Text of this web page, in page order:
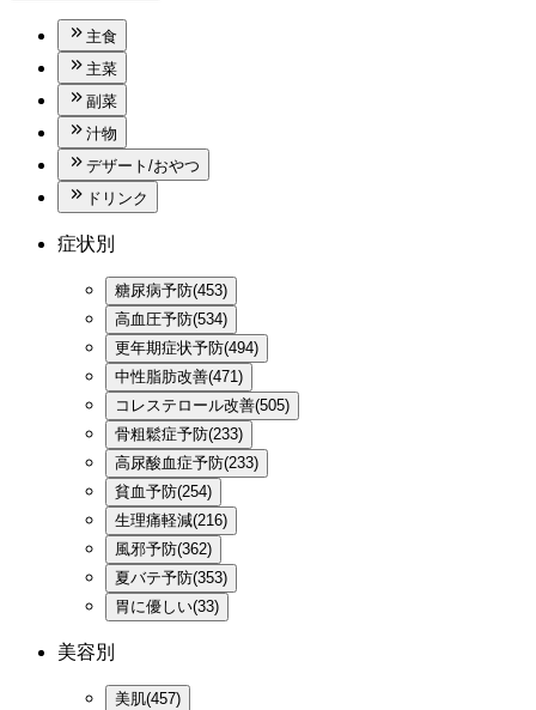
主食
主菜
副菜
汁物
デザート/おやつ
ドリンク
症状別
糖尿病予防(453)
高血圧予防(534)
更年期症状予防(494)
中性脂肪改善(471)
コレステロール改善(505)
骨粗鬆症予防(233)
高尿酸血症予防(233)
貧血予防(254)
生理痛軽減(216)
風邪予防(362)
夏バテ予防(353)
胃に優しい(33)
美容別
美肌(457)